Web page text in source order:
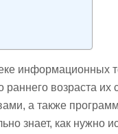
информационных
возраста их
а также
знает, как нужно